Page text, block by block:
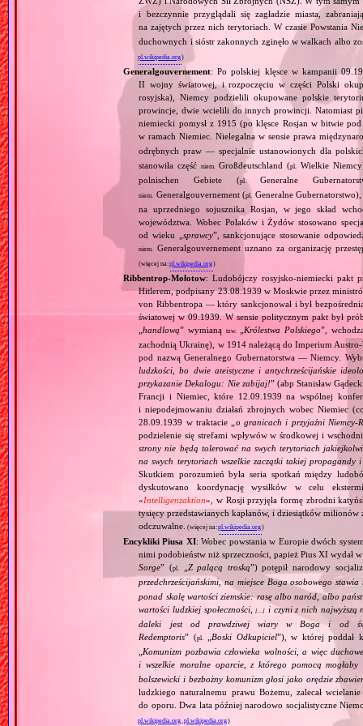
i bezczynnie przyglądali się zagładzie miasta,
na zajętych przez nich terytoriach. W czasie Powstania
duchownych i sióstr zakonnych zginęło w walkach albo
pl.wikipedia.org)
Generalgouvernement: Po polskiej klęsce w kampanii
II wojny światowej, i rozpoczęciu w części Polski
rosyjska), Niemcy podzielili okupowane polskie
prowincje, dwie wcielili do innych prowincji. Natomiast
niemiecki pomysł z 1915 (po klęsce Rosjan w bitwie
w ramach Niemiec. Nielegalna w sensie prawa
odrębnych praw — specjalnie ustanowionych dla
stanowiła część niem. Großdeutschland (pl. Wielkie
polnischen Gebiete (pl.Generalne
niem. Generalgouvernement (pl. Generalne
na uprzedniego sojusznika Rosjan, w jego skład
województwa. Wobec Polaków i Żydów stosowano
od wieku „ sprawcy”, sankcjonujące stosowanie
niem. Generalgouvernement uznano za organizację
(więcej na:pl.wikipedia.org)
Ribbentrop‐Mołotow: Ludobójczy rosyjsko‐niemiecki pakt
Hitlerem, podpisany 23.08.1939 w Moskwie przez
von Ribbentropa — który sankcjonował i był
światowej w 09.1939. W sensie politycznym pakt był
„handlową” wymianą tzw. Królestwa Polskiego”,
zachodnią Ukrainę), w 1914 należącą do Imperium
pod nazwą Generalnego Gubernatorstwa — Niemcy.
ludzkości, bo dwie ateistyczne i antychrześcijańskie
przykazanie Dekalogu: Nie zabijaj!” (abp Stanisław
Francji i Niemiec, które 12.09.1939 na wspólnej
i niepodejmowaniu działań zbrojnych wobec Niemiec
28.09.1939 w traktacie „ o granicach i przyjaźni
podzielenie się strefami wpływów w środkowej i
strony nie będą tolerować na swych terytoriach
na swych terytoriach wszelkie zaczątki takiej
Skutkiem porozumień była seria spotkań między
dyskutowano koordynację wysiłków w celu
«Intelligenzaktion», w Rosji przyjęła formę zbrodni
tysięcy przedstawianych kapłanów, i dziesiątków
odczuwalne. (więcej na:pl.wikipedia.org)
Encykliki Piusa XI: Wobec powstania w Europie dwóch
nimi podobieństw niż sprzeczności, papież Pius XI
Sorge” (pl. Z palącą troską”) potępił narodowy
przedchrześcijańskimi, na miejsce Boga osobowego
ponad skalę wartości ziemskie: rasę albo naród, albo
wartości ludzkiej społeczności,[…] i czyni z nich najwyższą
daleki jest od prawdziwej wiary w Boga i od
Redemptoris” (pl. Boski Odkupiciel”), w której poddał
Komunizm pozbawia człowieka wolności, a więc
i wszelkie moralne oparcie, z którego pomocą
bolszewicki i bezbożny komunizm głosi jako orędzie
ludzkiego naturalnemu prawu Bożemu, zalecał
do oporu. Dwa lata później narodowo socjalistyczne
pl.wikipedia.org,pl.wikipedia.org)